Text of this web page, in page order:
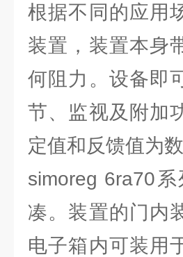
根据不同的应用
装置，装置本身
何阻力。设备即
节、监视及附加
定值和反馈值为
simoreg 6ra70
凑。装置的门内
电子箱内可装用